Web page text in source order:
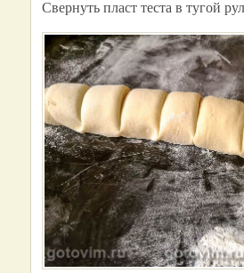
Свернуть пласт теста в тугой